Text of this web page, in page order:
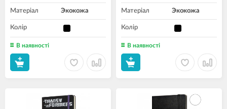
Матеріал Экокожа
Колір
В наявності
Матеріал Экокожа
Колір
В наявності